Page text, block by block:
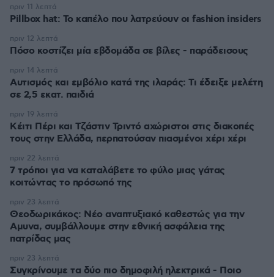
Pillbox hat: Το καπέλο που λατρεύουν οι fashion insiders
πριν 11 λεπτά
Πόσο κοστίζει μία εβδομάδα σε βίλες - παράδεισους
πριν 12 λεπτά
Αυτισμός και εμβόλιο κατά της ιλαράς: Τι έδειξε μελέτη
σε 2,5 εκατ. παιδιά
πριν 14 λεπτά
Κέιτι Πέρι και Τζάστιν Τριντό αχώριστοι στις διακοπές
τους στην Ελλάδα, περπατούσαν πιασμένοι χέρι χέρι
πριν 19 λεπτά
7 τρόποι για να καταλάβετε το φύλο μιας γάτας
κοιτώντας το πρόσωπό της
πριν 22 λεπτά
Θεοδωρικάκος: Νέο αναπτυξιακό καθεστώς για την
Αμυνα, συμβάλλουμε στην εθνική ασφάλεια της
πατρίδας μας
πριν 23 λεπτά
Συγκρίνουμε τα δύο πιο δημοφιλή ηλεκτρικά - Ποιο
πριν 23 λεπτά